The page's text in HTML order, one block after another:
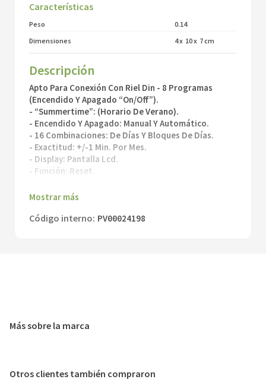
Características
Peso
0.14
Dimensiones
4x 10x 7cm
Descripción
Apto Para Conexión Con Riel Din - 8 Programas
(Encendido Y Apagado “On/Off”).
- “Summertime”: (Horario De Verano).
- Encendido Y Apagado: Manual Y Automático.
- 16 Combinaciones: De Días Y Bloques De Días.
- Exactitud: +/-1 Min. Por Mes.
- Display: Pantalla Lcd.
- Función: Reset.
- Ideal Para Utilizar En: Piletas De Natación,
Mostrar más
Código interno: PV00024198
Más sobre la marca
Otros clientes también compraron